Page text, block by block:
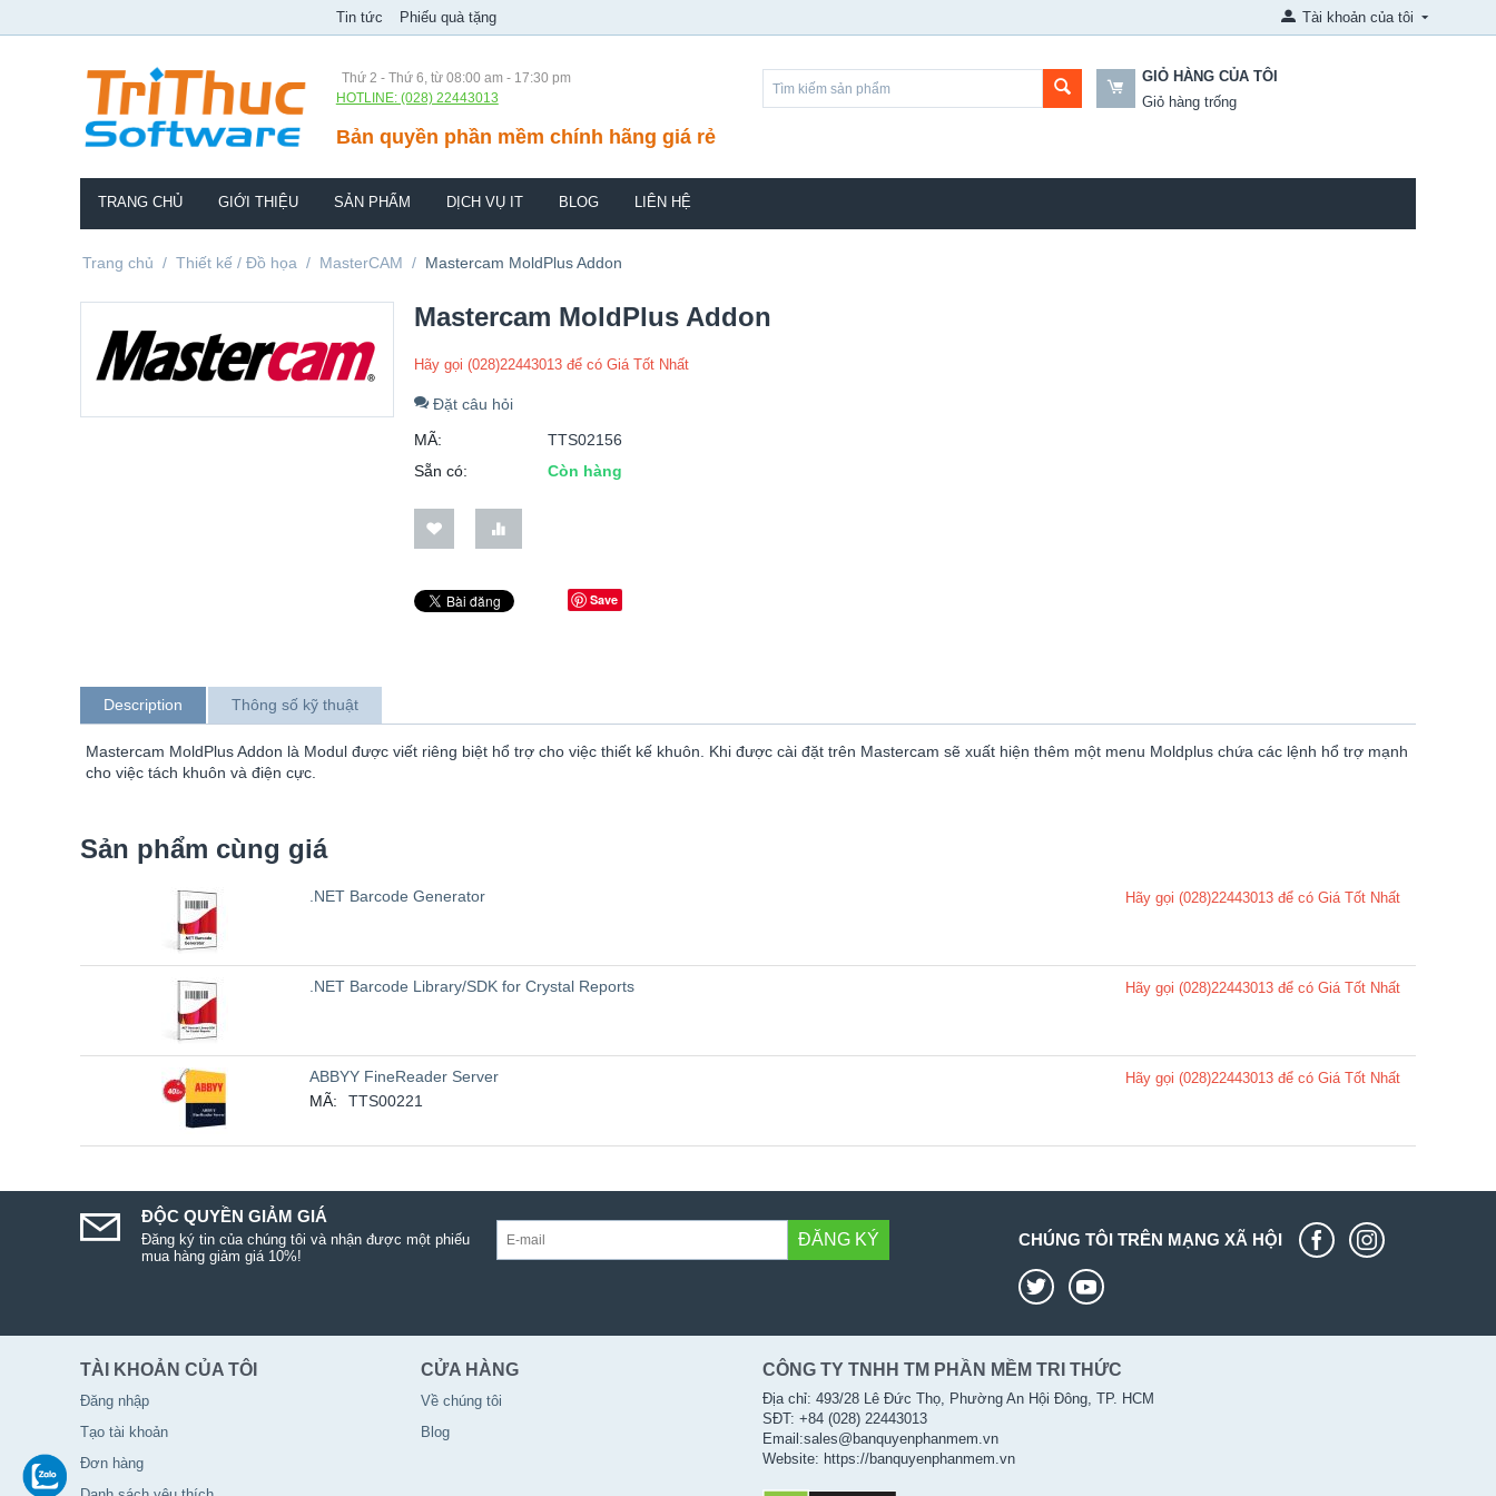
Tin tức Phiếu quà tặng Tài khoản của tôi
Thứ 2 - Thứ 6, từ 08:00 am - 17:30 pm
HOTLINE: (028) 22443013
Bản quyền phần mềm chính hãng giá rẻ
GIỎ HÀNG CỦA TÔI
Giỏ hàng trống
TRANG CHỦ GIỚI THIỆU SẢN PHẨM DỊCH VỤ IT BLOG LIÊN HỆ
Trang chủ / Thiết kế / Đồ họa / MasterCAM / Mastercam MoldPlus Addon
Mastercam MoldPlus Addon
Hãy gọi (028)22443013 để có Giá Tốt Nhất
Đặt câu hỏi
MÃ:
TTS02156
Sẵn có:
Còn hàng
Save
Description Thông số kỹ thuật
Mastercam MoldPlus Addon là Modul được viết riêng biệt hổ trợ cho việc thiết kế khuôn. Khi được cài đặt trên Mastercam sẽ xuất hiện thêm một menu Moldplus chứa các lệnh hổ trợ mạnh
cho việc tách khuôn và điện cực.
Sản phẩm cùng giá
.NET Barcode Generator Hãy gọi (028)22443013 để có Giá Tốt Nhất
.NET Barcode Library/SDK for Crystal Reports Hãy gọi (028)22443013 để có Giá Tốt Nhất
ABBYY FineReader Server
MÃ:
TTS00221
Hãy gọi (028)22443013 để có Giá Tốt Nhất
ĐỘC QUYỀN GIẢM GIÁ
Đăng ký tin của chúng tôi và nhận được một phiếu
mua hàng giảm giá 10%!
ĐĂNG KÝ CHÚNG TÔI TRÊN MẠNG XÃ HỘI
TÀI KHOẢN CỦA TÔI
Đăng nhập
Tạo tài khoản
Đơn hàng
CỬA HÀNG
Về chúng tôi
Blog
CÔNG TY TNHH TM PHẦN MỀM TRI THỨC
Địa chỉ: 493/28 Lê Đức Thọ, Phường An Hội Đông, TP. HCM
SĐT: +84 (028) 22443013
Email:sales@banquyenphanmem.vn
Website: https://banquyenphanmem.vn